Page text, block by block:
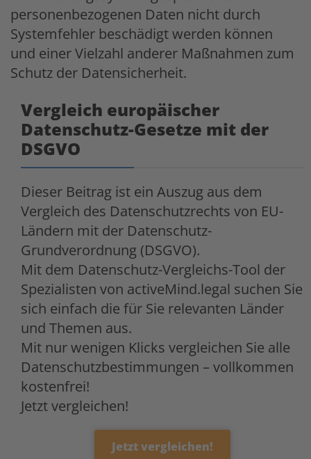
personenbezogenen Daten nicht durch
Systemfehler beschädigt werden können
und einer Vielzahl anderer Maßnahmen zum
Schutz der Datensicherheit.
Vergleich europäischer
Datenschutz-Gesetze mit der
DSGVO
Dieser Beitrag ist ein Auszug aus dem
Vergleich des Datenschutzrechts von EU-
Ländern mit der Datenschutz-
Grundverordnung (DSGVO).
Mit dem Datenschutz-Vergleichs-Tool der
Spezialisten von activeMind.legal suchen Sie
sich einfach die für Sie relevanten Länder
und Themen aus.
Mit nur wenigen Klicks vergleichen Sie alle
Datenschutzbestimmungen – vollkommen
kostenfrei!
Jetzt vergleichen!
Jetzt vergleichen!